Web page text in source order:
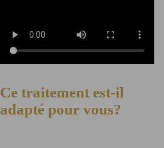
Ce traitement est-il
adapté pour vous?